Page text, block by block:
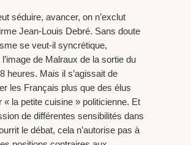
séduire, avancer, on n’exclut
Jean-Louis Debré. Sans doute
se veut-il syncrétique,
de Malraux de la sortie du
heures. Mais il s’agissait de
les Français plus que des élus
« la petite cuisine » politicienne. Et
de différentes sensibilités dans
le débat, cela n’autorise pas à